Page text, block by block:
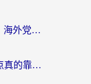
国外翻回国内的加速器怎么选？海外党亲测实用指南，告别地域限制
海外党避坑指南：免费VPN节点真的靠谱吗？教你选对回国加速器无缝访问国内资源